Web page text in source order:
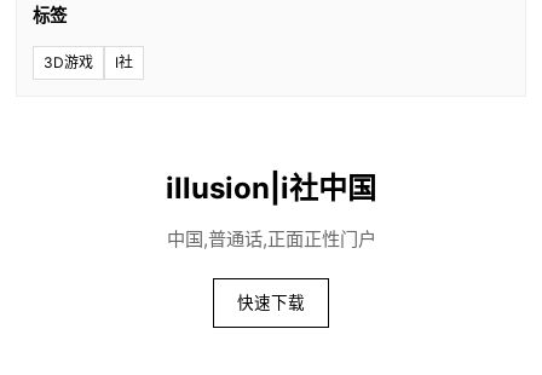
标签
3D游戏 I社
illusion|i社中国
中国,普通话,正面正性门户
快速下载